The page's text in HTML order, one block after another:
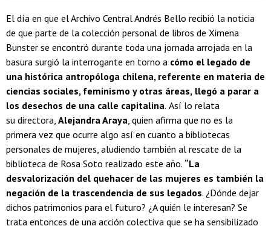
El día en que el Archivo Central Andrés Bello recibió la noticia
de que parte de la colección personal de libros de Ximena
Bunster se encontró durante toda una jornada arrojada en la
basura surgió la interrogante en torno a cómo el legado de
una histórica antropóloga chilena, referente en materia de
ciencias sociales, feminismo y otras áreas, llegó a parar a
los desechos de una calle capitalina. Así lo relata
su directora, Alejandra Araya, quien afirma que no es la
primera vez que ocurre algo así en cuanto a bibliotecas
personales de mujeres, aludiendo también al rescate de la
biblioteca de Rosa Soto realizado este año. “La
desvalorización del quehacer de las mujeres es también la
negación de la trascendencia de sus legados. ¿Dónde dejar
dichos patrimonios para el futuro? ¿A quién le interesan? Se
trata entonces de una acción colectiva que se ha sensibilizado